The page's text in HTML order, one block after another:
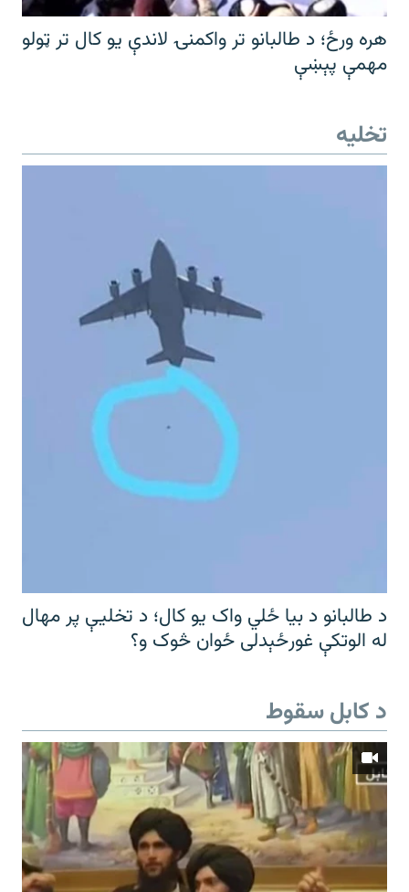
هره ورځ؛ د طالبانو تر واکمنۍ لاندې یو کال تر ټولو
مهمې پېښې
تخلیه
د طالبانو د بیا ځلي واک یو کال؛ د تخلیې پر مهال
له الوتکې غورځېدلی ځوان څوک و؟
د کابل سقوط